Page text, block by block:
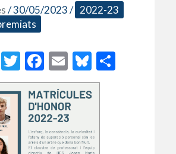
/30/05/2023/ 2022-23
G
T
w
itt
er
F
ac
e
b
o
E
m
ai
l
Bl
u
es